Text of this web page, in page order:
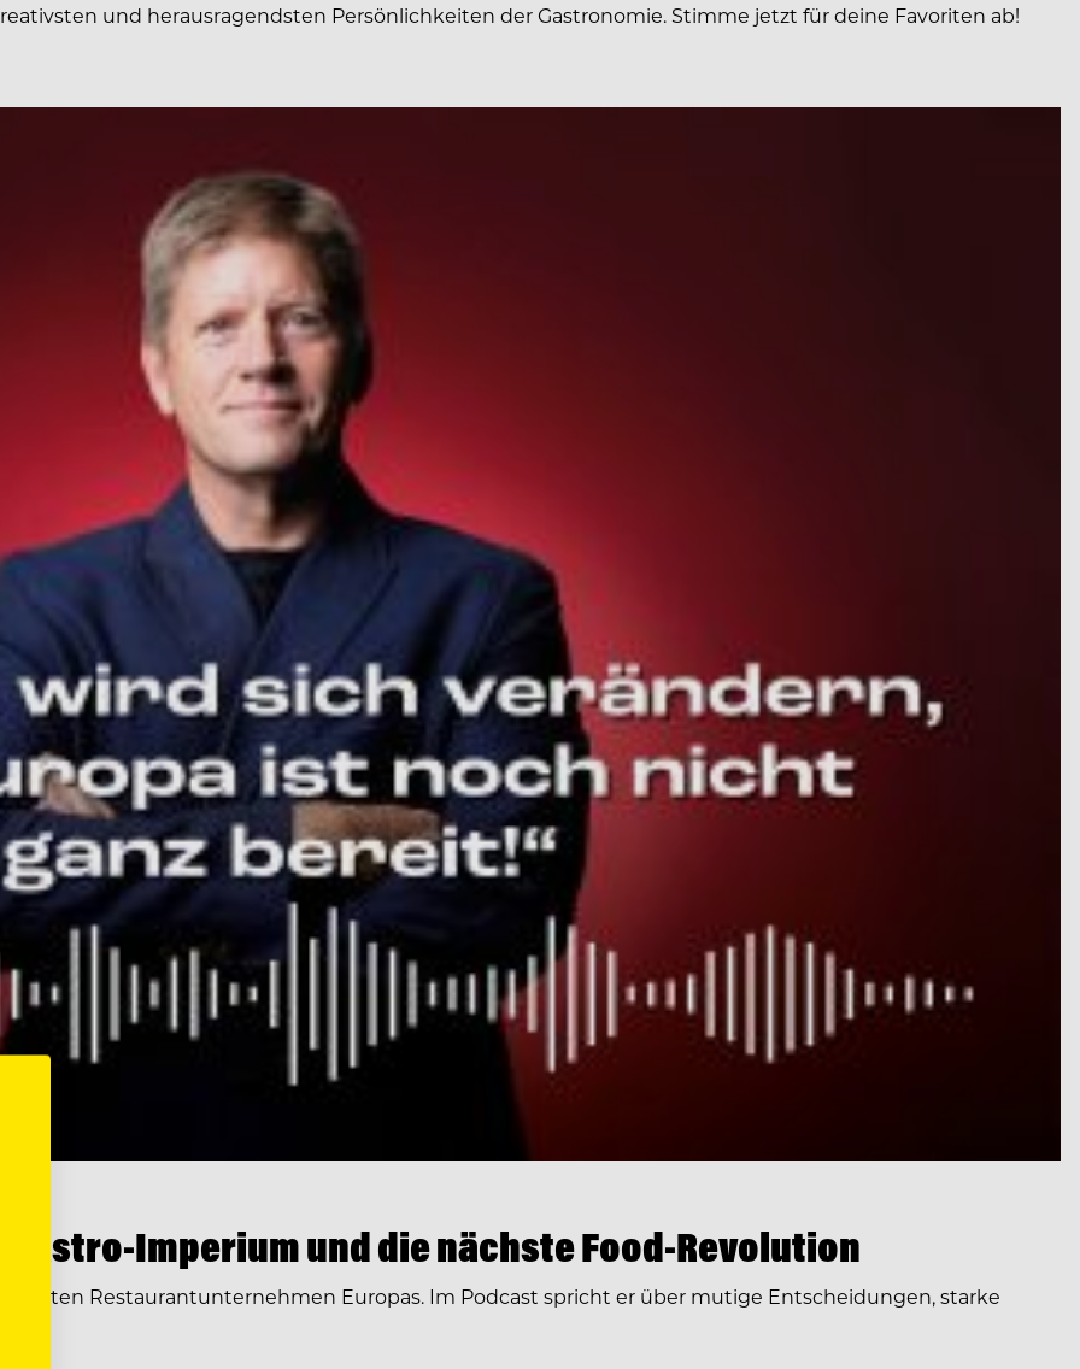
und herausragendsten Persönlichkeiten der Gastronomie. Stimme jetzt für deine Favoriten ab!
Gastro-Imperium und die nächste Food-Revolution
größten Restaurantunternehmen Europas. Im Podcast spricht er über mutige Entscheidungen, starke